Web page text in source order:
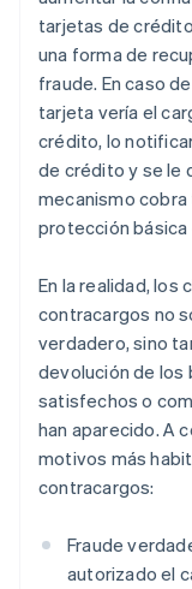
tarjetas de
una forma de
fraude. En caso
tarjeta vería el
crédito, lo
de crédito y se le
mecanismo
protección básica
En la realidad, los
contracargos no
verdadero, sino
devolución de los
satisfechos o
han aparecido. A
motivos más
contracargos:
Fraude
autorizado el